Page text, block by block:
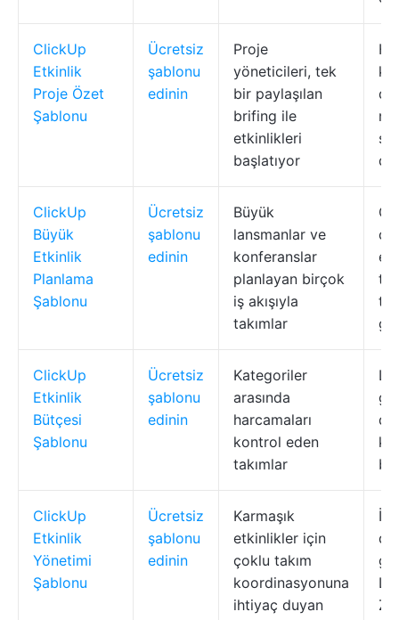
ClickUp
Etkinlik
Proje Özet
Şablonu
Ücretsiz
şablonu
edinin
Proje
yöneticileri, tek
bir paylaşılan
brifing ile
etkinlikleri
başlatıyor
ClickUp
Büyük
Etkinlik
Planlama
Şablonu
Ücretsiz
şablonu
edinin
Büyük
lansmanlar ve
konferanslar
planlayan birçok
iş akışıyla
takımlar
ClickUp
Etkinlik
Bütçesi
Şablonu
Ücretsiz
şablonu
edinin
Kategoriler
arasında
harcamaları
kontrol eden
takımlar
ClickUp
Etkinlik
Yönetimi
Şablonu
Ücretsiz
şablonu
edinin
Karmaşık
etkinlikler için
çoklu takım
koordinasyonuna
ihtiyaç duyan